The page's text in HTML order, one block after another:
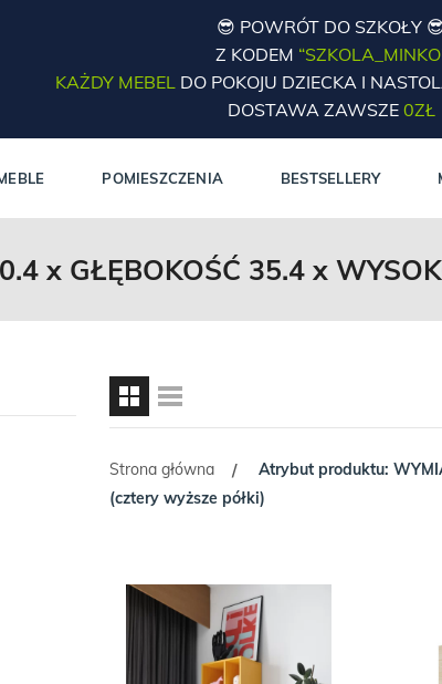
😎 POWRÓT DO SZKOŁY
Z KODEM
KAŻDY MEBELDO POKOJU DZIECKA I
DOSTAWA ZAWSZE 0ZŁ
POMIESZCZENIA BESTSELLERY
x GŁĘBOKOŚĆ 35.4 x
Strona główna / Atrybut produktu:
(cztery wyższe półki)